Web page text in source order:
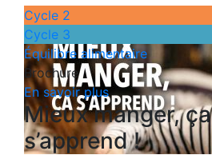
Cycle 2
Cycle 3
Équilibre alimentaire
Brochure
En savoir plus
Mieux manger, ça
s’apprend !